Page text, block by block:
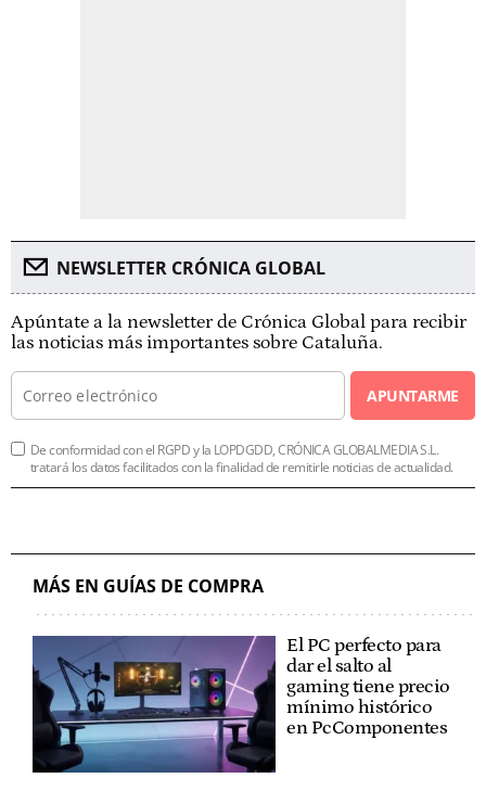
NEWSLETTER CRÓNICA GLOBAL
Apúntate a la newsletter de Crónica Global para recibir
las noticias más importantes sobre Cataluña.
APUNTARME
De conformidad con el RGPD y la LOPDGDD, CRÓNICA GLOBALMEDIA S.L.
tratará los datos facilitados con la finalidad de remitirle noticias de actualidad.
MÁS EN GUÍAS DE COMPRA
El PC perfecto para
dar el salto al
gaming tiene precio
mínimo histórico
en PcComponentes